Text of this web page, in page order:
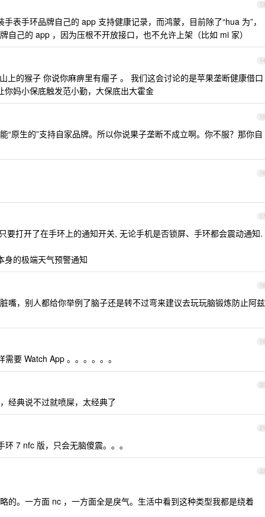
13
表手环品牌自己的 app 支持健康记录，而鸿蒙，目前除了“hua 为”，
自己的 app ，因为压根不开放接口，也不允许上架（比如 mi 家）
14
上的猴子 你说你麻痹里有瘤子 。 我们这会讨论的是苹果垄断健康借口
妈小保底触发范小勤，大保底出大霍金
15
“原生的”支持自家品牌。所以你说果子垄断不成立啊。你不服？那你自
16
17
要打开了在手环上的通知开关, 无论手机是否锁屏、手环都会震动通知.
身的极端天气预警通知
18
嘴，别人都给你举例了脑子还是转不过弯来建议去玩玩脑锻炼防止阿兹
19
要 Watch App 。。。。。。
20
经典说不过就喷屎，太经典了
21
7 nfc 版，只会无脑傻震。。。
22
的。一方面 nc ，一方面全是戾气。生活中看到这种类型我都是绕着